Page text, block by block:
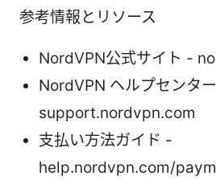
参考情報とリソース
NordVPN公式サイト -
NordVPN ヘルプセンタ
support.nordvpn.com
支払い方法ガイド -
help.nordvpn.com/